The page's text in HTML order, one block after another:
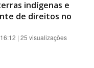
indígenas e
de direitos no
| 25 visualizações